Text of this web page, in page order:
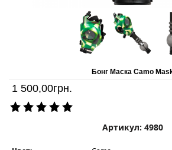
Бонг Маска Camo
1 500,00грн.
Артикул: 4980